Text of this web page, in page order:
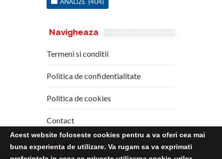
Navigheaza
Termeni si conditii
Politica de confidentialitate
Politica de cookies
Contact
Media Kit
Acest website foloseste cookies pentru a va oferi cea mai
buna experienta de utilizare. Va rugam sa va exprimati